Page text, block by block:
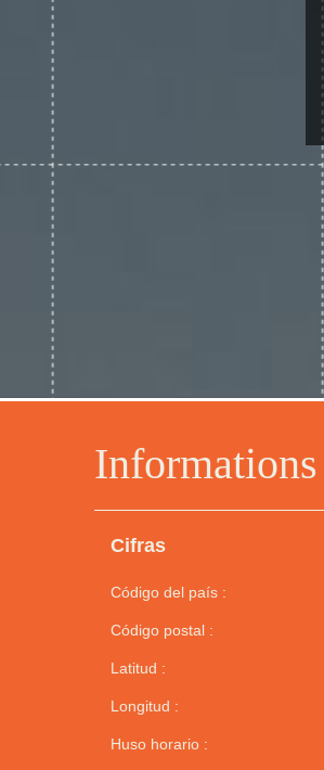
Informations
Cifras
Código del país :
Código postal :
Latitud :
Longitud :
Huso horario :